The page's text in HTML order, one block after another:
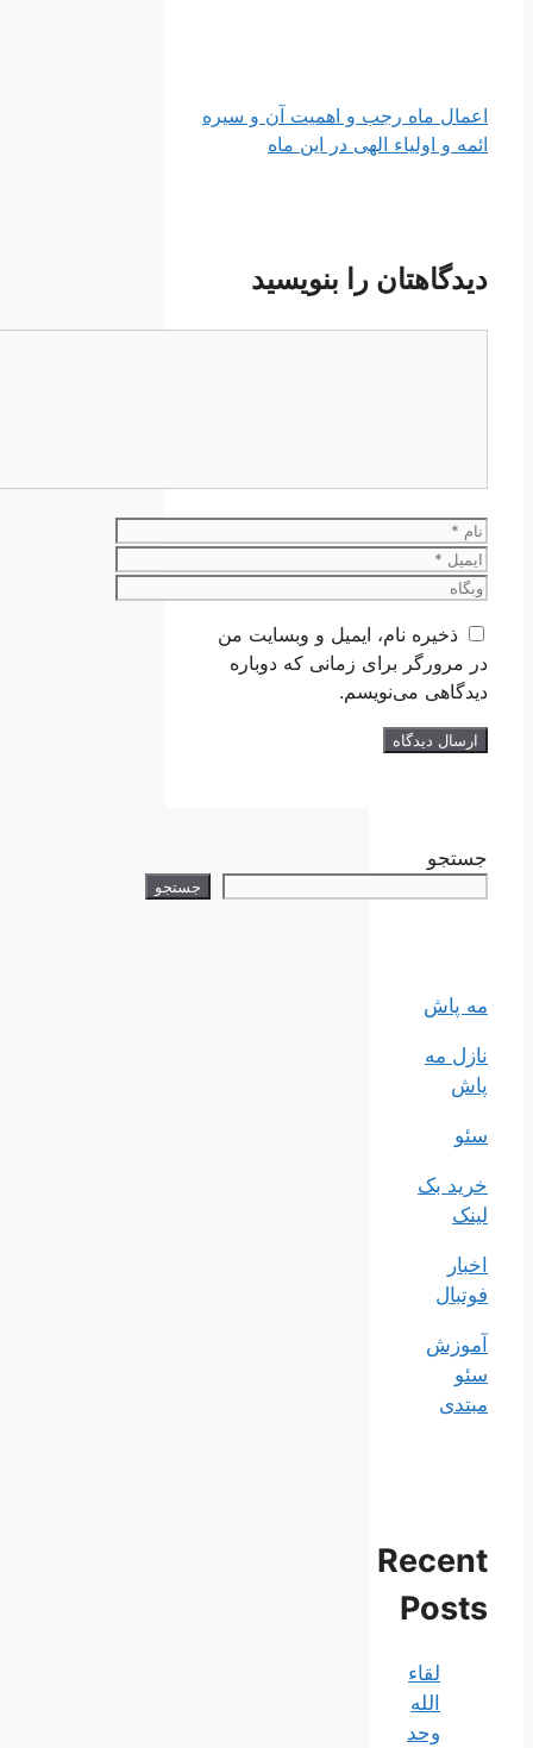
اعمال ماه رجب و اهمیت آن و سیره
ائمه و اولیاء الهی در این ماه
دیدگاهتان را بنویسید
نام
ایمیل
وبگاه
ذخیره نام، ایمیل و وبسایت من
در مرورگر برای زمانی که دوباره
دیدگاهی می‌نویسم.
جستجو
جستجو
مه پاش
نازل مه
پاش
سئو
خرید بک
لینک
اخبار
فوتبال
آموزش
سئو
مبتدی
Recent
Posts
لقاء
الله
وحد